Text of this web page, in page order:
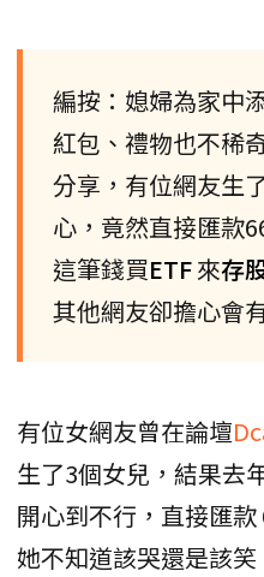
編按：媳婦為家中
紅包、禮物也不稀
分享，有位網友生
心，竟然直接匯款
這筆錢買ETF來存
其他網友卻擔心會
有位女網友曾在論壇
生了3個女兒，結果去
開心到不行，直接匯
她不知道該哭還是該